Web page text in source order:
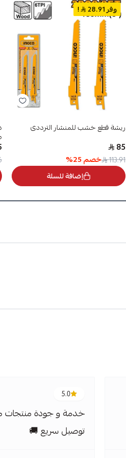
وفر 28.91 !
ريشة قطع خشب للمنشار الترددى
85
113.91 خصم25
%
إضافة للسلة
5.0
خدمة و جودة منتجات
توصيل سريع 🚚